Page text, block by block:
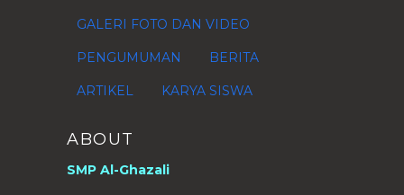
GALERI FOTO DAN VIDEO
PENGUMUMAN BERITA
ARTIKEL KARYA SISWA
ABOUT
SMP Al-Ghazali